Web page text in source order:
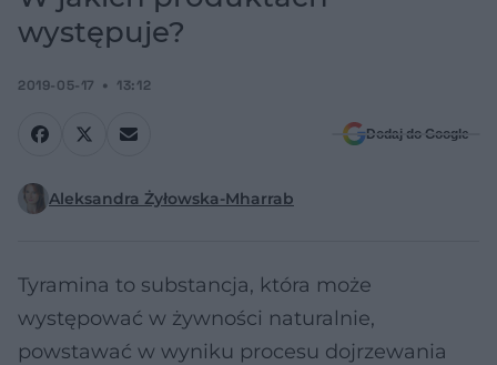
występuje?
2019-05-17 13:12
Dodaj do Google
Aleksandra Żyłowska-Mharrab
Tyramina to substancja, która może
występować w żywności naturalnie,
powstawać w wyniku procesu dojrzewania